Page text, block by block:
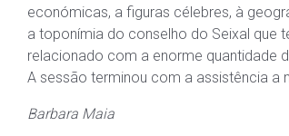
económicas, a figuras célebres, à
a toponímia do conselho do Seixal que
relacionado com a enorme quantidade
A sessão terminou com a assistência a
Barbara Maia